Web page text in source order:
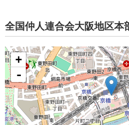
全国仲人連合会大阪地区本
+
-